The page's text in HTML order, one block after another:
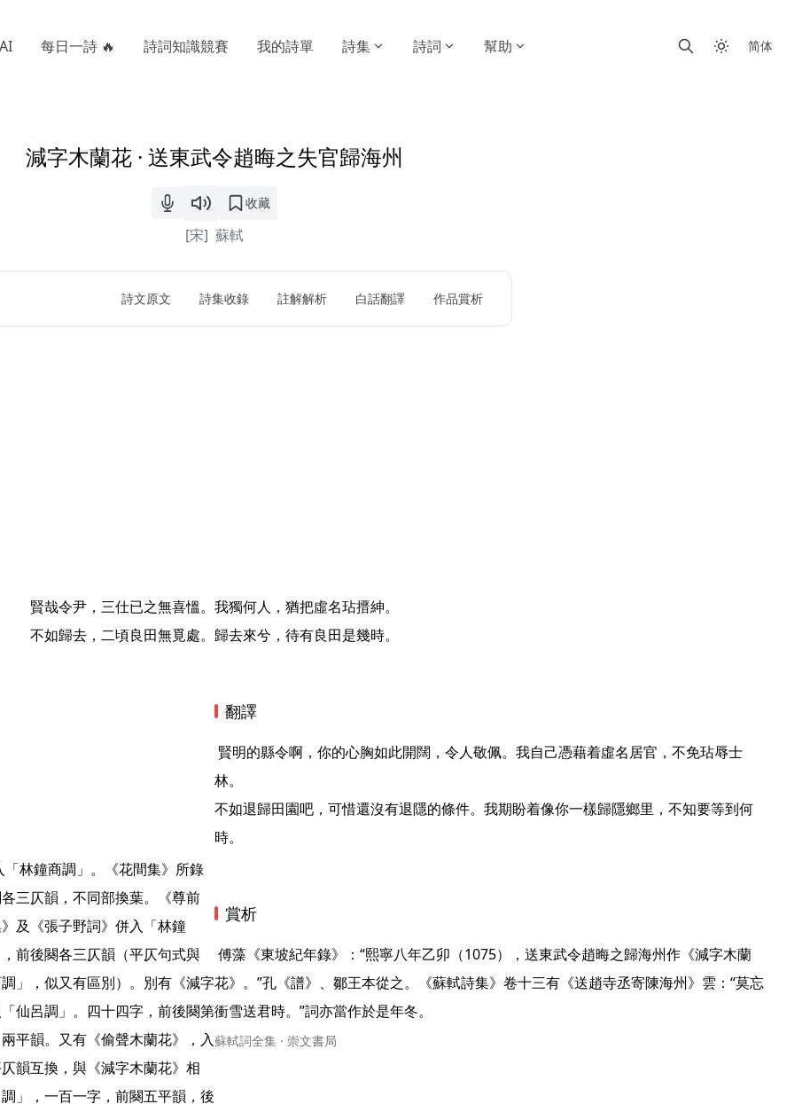
每日一詩 🔥 詩詞知識競賽 我的詩單 詩集 詩詞 幫助 简体
減字木蘭花 · 送東武令趙晦之失官歸海州
收藏
[宋] 蘇軾
詩文原文 詩集收錄 註解解析 白話翻譯 作品賞析
賢哉令尹，三仕已之無喜慍。我獨何人，猶把虛名玷搢紳。
不如歸去，二頃良田無覓處。歸去來兮，待有良田是幾時。
三仄韻，不同部換葉。《尊前
及《張子野詞》併入「林鐘
前後闋各三仄韻（平仄句式與
」，似又有區別）。別有《減字
仙呂調」。四十四字，前後闋第
平韻。又有《偷聲木蘭花》，入
韻互換，與《減字木蘭花》相
」，一百一字，前闋五平韻，後
翻譯
林。
不如退歸田園吧，可惜還沒有退隱的條件。我期盼着像你一樣歸隱鄉里，不知要等到何
時。
賞析
花》。”孔《譜》、鄒王本從之。《蘇軾詩集》卷十三有《送趙寺丞寄陳海州》雲：“莫忘
衝雪送君時。”詞亦當作於是年冬。
蘇軾詞全集 · 崇文書局